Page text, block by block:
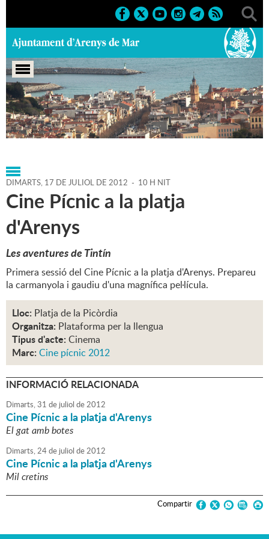
Portada > Agenda > 17-07-
2012 > Marcs > Culturals > 2012 > Cine pícnic 2012
DIMARTS, 17 DE JULIOL DE 2012 - 10 H NIT
Cine Pícnic a la platja
d'Arenys
Les aventures de Tintín
Primera sessió del Cine Pícnic a la platja d'Arenys. Prepareu
la carmanyola i gaudiu d'una magnífica pel·lícula.
Lloc: Platja de la Picòrdia
Organitza: Plataforma per la llengua
Tipus d'acte: Cinema
Marc: Cine pícnic 2012
INFORMACIÓ RELACIONADA
Dimarts,31 de juliol de2012
Cine Pícnic a la platja d'Arenys
El gat amb botes
Dimarts,24de juliol de2012
Cine Pícnic a la platja d'Arenys
Mil cretins
Compartir